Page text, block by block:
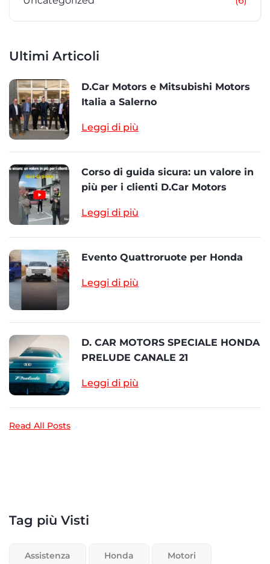
Ultimi Articoli
D.Car Motors e Mitsubishi Motors
Italia a Salerno
Leggi di più
Corso di guida sicura: un valore in
più per i clienti D.Car Motors
Leggi di più
Evento Quattroruote per Honda
Leggi di più
D. CAR MOTORS SPECIALE HONDA
PRELUDE CANALE 21
Leggi di più
Read All Posts
Tag più Visti
Assistenza Honda Motori